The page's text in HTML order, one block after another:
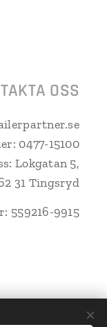
OSS
0477-15100
Lokgatan 5,
31 Tingsryd
559216-9915